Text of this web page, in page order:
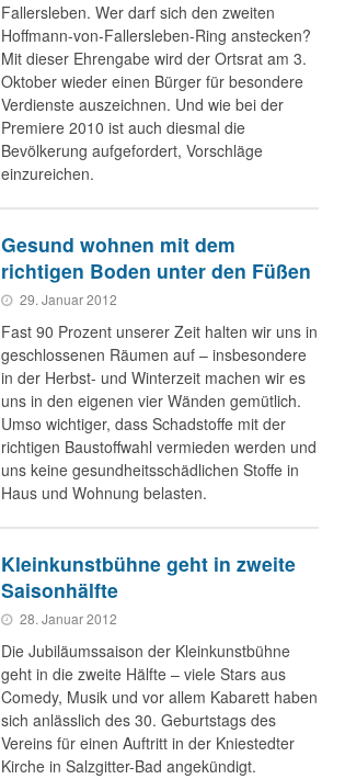
Fallersleben. Wer darf sich den zweiten
Hoffmann-von-Fallersleben-Ring anstecken?
Mit dieser Ehrengabe wird der Ortsrat am 3.
Oktober wieder einen Bürger für besondere
Verdienste auszeichnen. Und wie bei der
Premiere 2010 ist auch diesmal die
Bevölkerung aufgefordert, Vorschläge
einzureichen.
Gesund wohnen mit dem
richtigen Boden unter den Füßen
29. Januar 2012
Fast 90 Prozent unserer Zeit halten wir uns in
geschlossenen Räumen auf – insbesondere
in der Herbst- und Winterzeit machen wir es
uns in den eigenen vier Wänden gemütlich.
Umso wichtiger, dass Schadstoffe mit der
richtigen Baustoffwahl vermieden werden und
uns keine gesundheitsschädlichen Stoffe in
Haus und Wohnung belasten.
Kleinkunstbühne geht in zweite
Saisonhälfte
28. Januar 2012
Die Jubiläumssaison der Kleinkunstbühne
geht in die zweite Hälfte – viele Stars aus
Comedy, Musik und vor allem Kabarett haben
sich anlässlich des 30. Geburtstags des
Vereins für einen Auftritt in der Kniestedter
Kirche in Salzgitter-Bad angekündigt.